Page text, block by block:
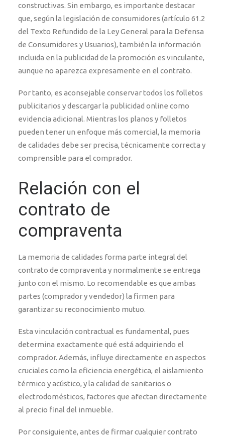
constructivas. Sin embargo, es importante destacar
que, según la legislación de consumidores (artículo 61.2
del Texto Refundido de la Ley General para la Defensa
de Consumidores y Usuarios), también la información
incluida en la publicidad de la promoción es vinculante,
aunque no aparezca expresamente en el contrato.
Por tanto, es aconsejable conservar todos los folletos
publicitarios y descargar la publicidad online como
evidencia adicional. Mientras los planos y folletos
pueden tener un enfoque más comercial, la memoria
de calidades debe ser precisa, técnicamente correcta y
comprensible para el comprador.
Relación con el
contrato de
compraventa
La memoria de calidades forma parte integral del
contrato de compraventa y normalmente se entrega
junto con el mismo. Lo recomendable es que ambas
partes (comprador y vendedor) la firmen para
garantizar su reconocimiento mutuo.
Esta vinculación contractual es fundamental, pues
determina exactamente qué está adquiriendo el
comprador. Además, influye directamente en aspectos
cruciales como la eficiencia energética, el aislamiento
térmico y acústico, y la calidad de sanitarios o
electrodomésticos, factores que afectan directamente
al precio final del inmueble.
Por consiguiente, antes de firmar cualquier contrato